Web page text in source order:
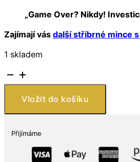
„Game Over? Nikdy!
Zajímají vás další stříbrné mince
1 skladem
Šalamounovy
ostrovy
stříbrná
Vložit do košíku
Přijímáme